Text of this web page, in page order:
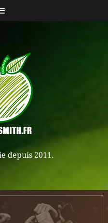
depuis 2011.